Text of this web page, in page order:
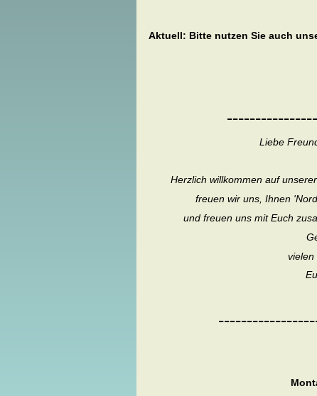
Aktuell: Bitte nutzen Sie auch
Liebe
Herzlich willkommen auf
freuen wir uns, Ihnen
und freuen uns mit Euch
vielen